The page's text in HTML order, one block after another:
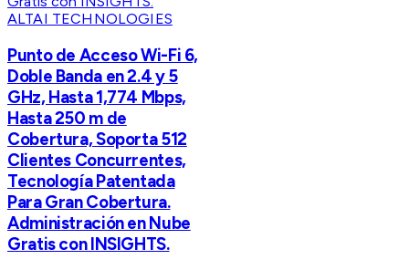
ALTAI TECHNOLOGIES
Punto de Acceso Wi-Fi 6,
Doble Banda en 2.4 y 5
GHz, Hasta 1,774 Mbps,
Hasta 250 m de
Cobertura, Soporta 512
Clientes Concurrentes,
Tecnología Patentada
Para Gran Cobertura.
Administración en Nube
Gratis con INSIGHTS.